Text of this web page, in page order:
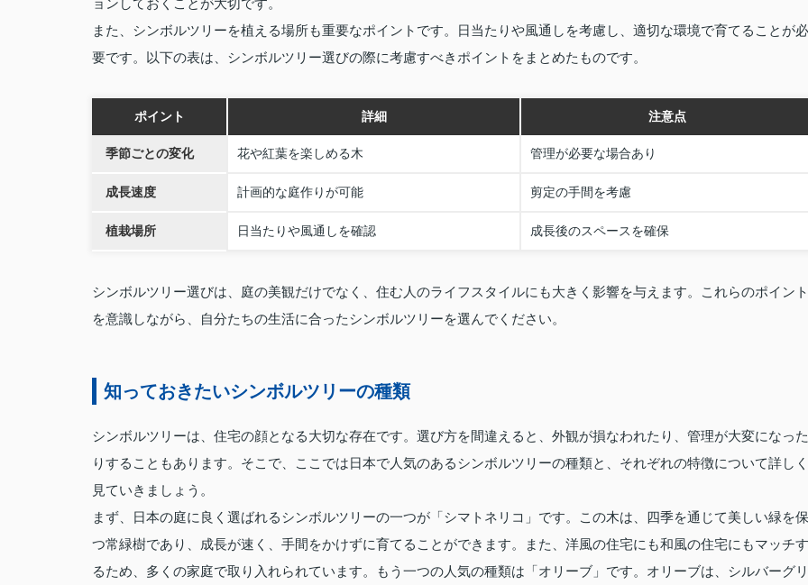
ョンしておくことが大切です。
また、シンボルツリーを植える場所も重要なポイントです。日当たりや風通しを考慮し、適切な環境で育てることが必
要です。以下の表は、シンボルツリー選びの際に考慮すべきポイントをまとめたものです。
ポイント 詳細 注意点
季節ごとの変化 花や紅葉を楽しめる木 管理が必要な場合あり
成長速度 計画的な庭作りが可能 剪定の手間を考慮
植栽場所 日当たりや風通しを確認 成長後のスペースを確保
シンボルツリー選びは、庭の美観だけでなく、住む人のライフスタイルにも大きく影響を与えます。これらのポイント
を意識しながら、自分たちの生活に合ったシンボルツリーを選んでください。
知っておきたいシンボルツリーの種類
シンボルツリーは、住宅の顔となる大切な存在です。選び方を間違えると、外観が損なわれたり、管理が大変になった
りすることもあります。そこで、ここでは日本で人気のあるシンボルツリーの種類と、それぞれの特徴について詳しく
見ていきましょう。
まず、日本の庭に良く選ばれるシンボルツリーの一つが「シマトネリコ」です。この木は、四季を通じて美しい緑を保
つ常緑樹であり、成長が速く、手間をかけずに育てることができます。また、洋風の住宅にも和風の住宅にもマッチす
るため、多くの家庭で取り入れられています。もう一つの人気の種類は「オリーブ」です。オリーブは、シルバーグリ